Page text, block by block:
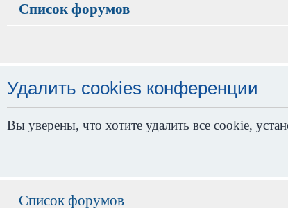
Список форумов
Удалить cookies конференции
Вы уверены, что хотите удалить все cookie,
Список форумов